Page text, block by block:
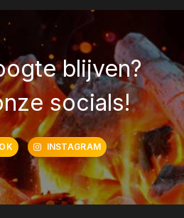
blijven?
socials!
INSTAGRAM